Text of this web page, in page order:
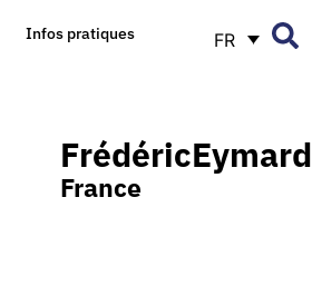
Infos pratiques FR
FrédéricEymard
France